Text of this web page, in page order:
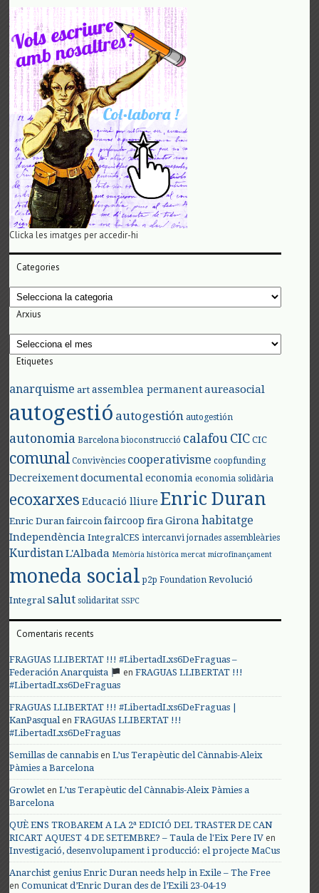
Clicka les imatges per accedir-hi
Categories
Categories
Arxius
Arxius
Etiquetes
anarquisme art assemblea permanent aureasocial
autogestió autogestión autogestión
autonomia Barcelona bioconstrucció calafouCIC CIC
comunal Convivències cooperativisme coopfunding
Decreixement documental economia economia solidària
ecoxarxes Educació lliure Enric Duran
Enric Duran faircoin faircoop fira Girona habitatge
Independència IntegralCES intercanvi jornades assembleàries
KurdistanL'Albada Memòria històrica mercat microfinançament
moneda social p2p Foundation Revolució
Integral salut solidaritat SSPC
Comentaris recents
FRAGUAS LLIBERTAT !!! #LibertadLxs6DeFraguas –
Federación Anarquista
enFRAGUAS LLIBERTAT !!!
#LibertadLxs6DeFraguas
FRAGUAS LLIBERTAT !!! #LibertadLxs6DeFraguas |
KanPasqualenFRAGUAS LLIBERTAT !!!
#LibertadLxs6DeFraguas
Semillas de cannabis enL’us Terapèutic del Cànnabis-Aleix
Pàmies a Barcelona
Growlet enL’us Terapèutic del Cànnabis-Aleix Pàmies a
Barcelona
QUÈ ENS TROBAREM A LA 2ª EDICIÓ DEL TRASTER DE CAN
RICART AQUEST 4 DE SETEMBRE? – Taula de l'Eix Pere IV en
Investigació, desenvolupament i producció: el projecte MaCus
Anarchist genius Enric Duran needs help in Exile – The Free
enComunicat d’Enric Duran des de l’Exili 23-04-19